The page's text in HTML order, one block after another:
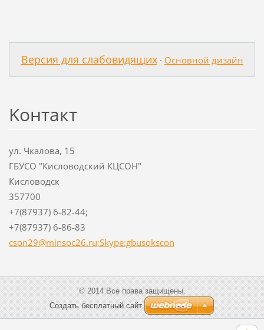
Версия для слабовидящих· Основной дизайн
Koнтакт
ул. Чкалова, 15
ГБУСО "Кисловодский КЦСОН"
Кисловодск
357700
+7(87937) 6-82-44;
+7(87937) 6-86-83
cson29@minsoc26.ru;Skype:gbusokscon
© 2014 Все права защищены.
Создать бесплатный сайт